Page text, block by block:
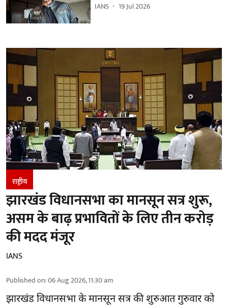
IANS 19 Jul 2026
राष्ट्रीय
झारखंड विधानसभा का मानसून सत्र शुरू,
असम के बाढ़ प्रभावितों के लिए तीन करोड़
की मदद मंजूर
IANS
Published on:06 Aug 2026, 11:30 am
झारखंडविधानसभा के मानसून सत्र की शुरुआत गुरुवार को